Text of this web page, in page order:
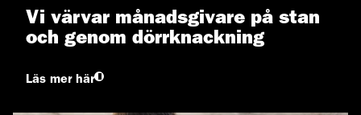
Vi värvar månadsgivare på stan
och genom dörrknackning
Läs mer här